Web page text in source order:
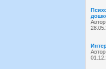
Автор:
Автор: